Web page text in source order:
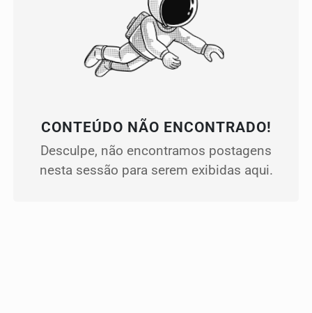
CONTEÚDO NÃO ENCONTRADO!
Desculpe, não encontramos postagens
nesta sessão para serem exibidas aqui.